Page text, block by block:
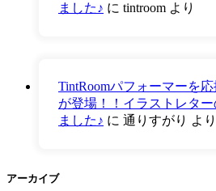
ました♪ に tintroom より
TintRoomパフォーマーを
が登場！！イラストレタ
ました♪ に 通りすがり より
アーカイブ